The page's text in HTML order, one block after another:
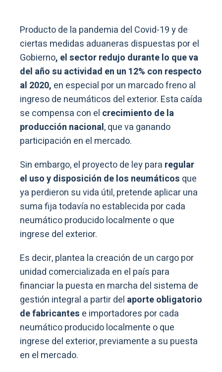
Producto de la pandemia del Covid-19 y de
ciertas medidas aduaneras dispuestas por el
Gobierno, el sector redujo durante lo que va
del año su actividad en un 12% con respecto
al 2020, en especial por un marcado freno al
ingreso de neumáticos del exterior. Esta caída
se compensa con el crecimiento de la
producción nacional, que va ganando
participación en el mercado.
Sin embargo, el proyecto de ley para regular
el uso y disposición de los neumáticos que
ya perdieron su vida útil, pretende aplicar una
suma fija todavía no establecida por cada
neumático producido localmente o que
ingrese del exterior.
Es decir, plantea la creación de un cargo por
unidad comercializada en el país para
financiar la puesta en marcha del sistema de
gestión integral a partir del aporte obligatorio
de fabricantes e importadores por cada
neumático producido localmente o que
ingrese del exterior, previamente a su puesta
en el mercado.